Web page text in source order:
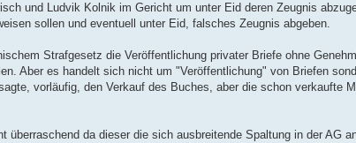
und Ludvik Kolnik im Gericht um unter Eid deren Zeugnis
sollen und eventuell unter Eid, falsches Zeugnis abgeben.
Strafgesetz die Veröffentlichung privater Briefe ohne
Aber es handelt sich nicht um "Veröffentlichung" von Briefen
vorläufig, den Verkauf des Buches, aber die schon verkaufte
überraschend da dieser die sich ausbreitende Spaltung in der AG